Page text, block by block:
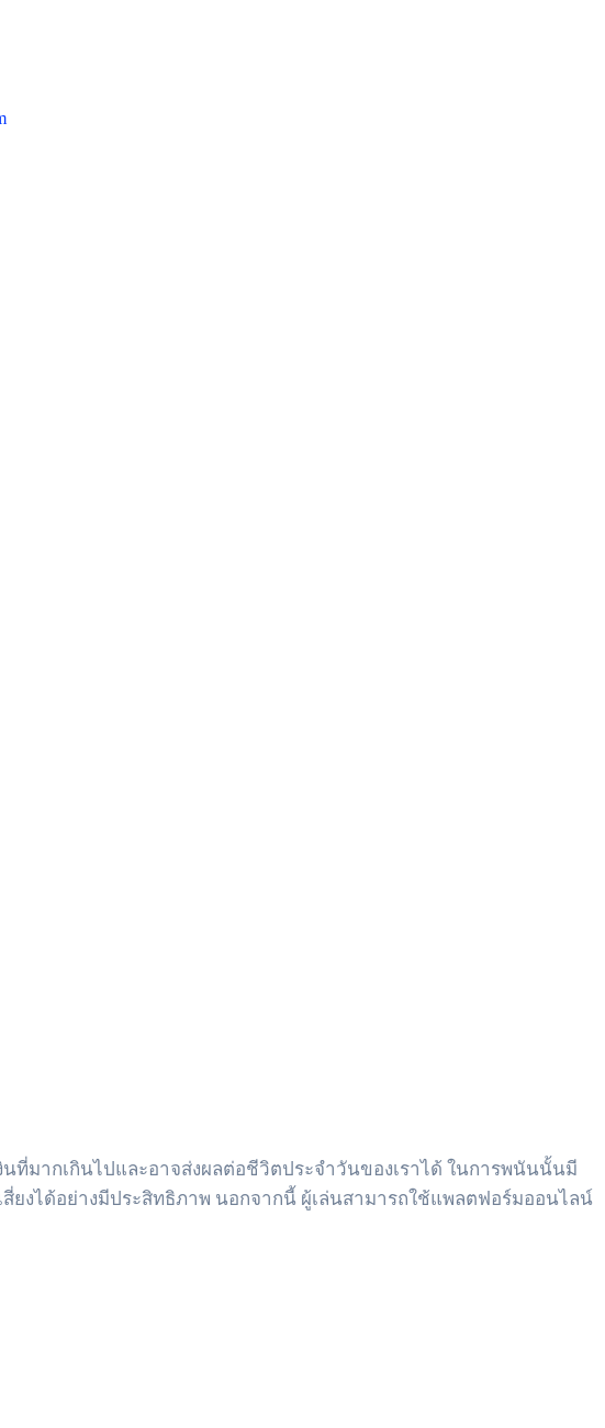
ที่มากเกินไปและอาจส่งผลต่อชีวิตประจำวันของเราได้ ในการพนันนั้นมี
ยงได้อย่างมีประสิทธิภาพ นอกจากนี้ ผู้เล่นสามารถใช้แพลตฟอร์มออนไลน์